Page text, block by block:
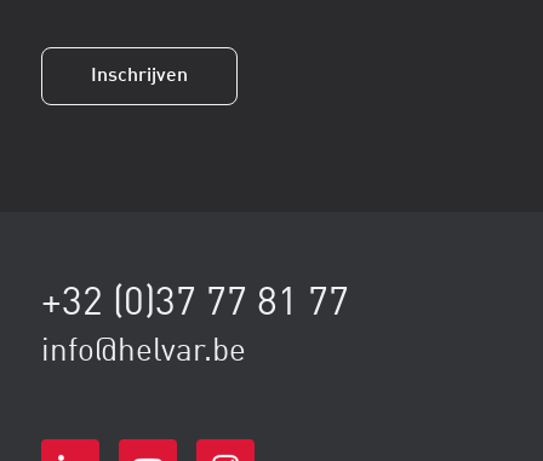
Inschrijven
+32 (0)37 77 81 77
info@helvar.be